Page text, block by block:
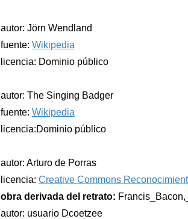
autor: Jörn Wendland
fuente: Wikipedia
licencia: Dominio público
autor: The Singing Badger
fuente: Wikipedia
licencia:Dominio público
autor: Arturo de Porras
licencia: Creative Commons
obra derivada del retrato:
autor: usuario Dcoetzee